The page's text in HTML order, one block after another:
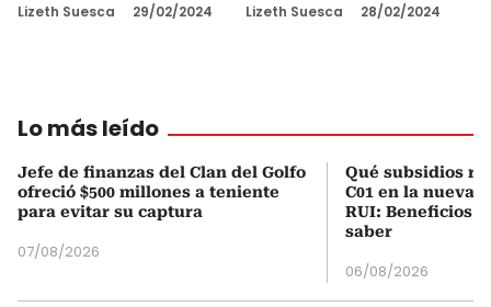
Lizeth Suesca 29/02/2024 Lizeth Suesca 28/02/2024
Lo más leído
Jefe de finanzas del Clan del Golfo
ofreció $500 millones a teniente
para evitar su captura
07/08/2026
Qué subsidios
C01 en la nueva
RUI: Beneficios
saber
06/08/2026